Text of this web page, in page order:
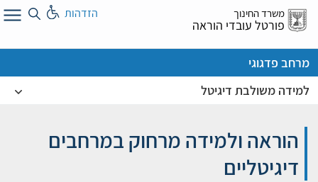
דלג
אל
משרד החינוך
פורטל עובדי הוראה
הזדהות
מרחב פדגוגי
למידה משולבת דיגיטל
הוראה ולמידה מרחוק במרחבים
דיגיטליים